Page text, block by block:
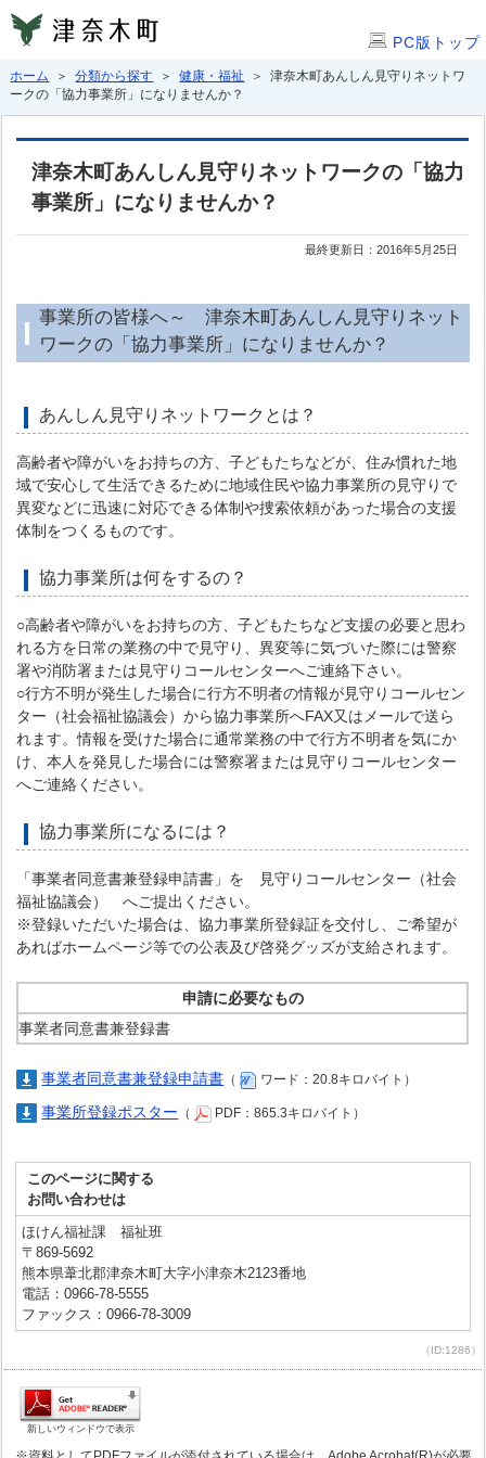
PC版トップ
ホーム ＞分類から探す ＞健康・福祉
＞ 津奈木町あんしん見守りネットワ
ークの「協力事業所」になりませんか？
津奈木町あんしん見守りネットワークの「協力
事業所」になりませんか？
最終更新日：2016年5月25日
事業所の皆様へ～ 津奈木町あんしん見守りネット
ワークの「協力事業所」になりませんか？
あんしん見守りネットワークとは？
高齢者や障がいをお持ちの方、子どもたちなどが、住み慣れた地
域で安心して生活できるために地域住民や協力事業所の見守りで
異変などに迅速に対応できる体制や捜索依頼があった場合の支援
体制をつくるものです。
協力事業所は何をするの？
○高齢者や障がいをお持ちの方、子どもたちなど支援の必要と思わ
れる方を日常の業務の中で見守り、異変等に気づいた際には警察
署や消防署または見守りコールセンターへご連絡下さい。
○行方不明が発生した場合に行方不明者の情報が見守りコールセン
ター（社会福祉協議会）から協力事業所へFAX又はメールで送ら
れます。情報を受けた場合に通常業務の中で行方不明者を気にか
け、本人を発見した場合には警察署または見守りコールセンター
へご連絡ください。
協力事業所になるには？
「事業者同意書兼登録申請書」を 見守りコールセンター（社会
福祉協議会） へご提出ください。
※登録いただいた場合は、協力事業所登録証を交付し、ご希望が
あればホームページ等での公表及び啓発グッズが支給されます。
申請に必要なもの
事業者同意書兼登録書
事業者同意書兼登録申請書 （ ワード：20.8キロバイト）
事業所登録ポスター （ PDF：865.3キロバイト）
このページに関する
お問い合わせは
ほけん福祉課 福祉班
〒869-5692
熊本県葦北郡津奈木町大字小津奈木2123番地
電話：0966-78-5555
ファックス：0966-78-3009
（ID:1286）
新しいウィンドウで表示